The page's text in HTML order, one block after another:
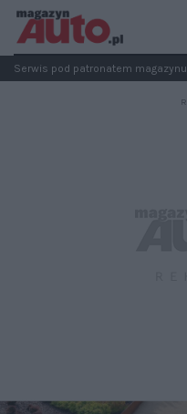
Serwis pod patronatem magazynu